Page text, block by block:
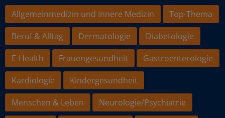
Allgemeinmedizin und Innere Medizin
Top-Thema
Beruf & Alltag
Dermatologie
Diabetologie
E-Health
Frauengesundheit
Gastroenterologie
Kardiologie
Kindergesundheit
Menschen & Leben
Neurologie/Psychiatrie